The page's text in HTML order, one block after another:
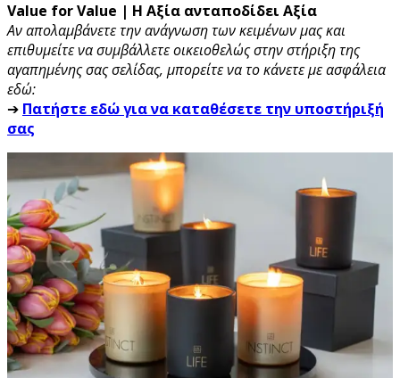
Value for Value | Η Αξία ανταποδίδει Αξία
Αν απολαμβάνετε την ανάγνωση των κειμένων μας και
επιθυμείτε να συμβάλλετε οικειοθελώς στην στήριξη της
αγαπημένης σας σελίδας, μπορείτε να το κάνετε με ασφάλεια
εδώ:
➔ Πατήστε εδώ για να καταθέσετε την υποστήριξή
σας